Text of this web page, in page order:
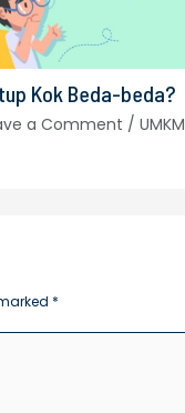
Kok Beda-beda?
a Comment / UMKM
*